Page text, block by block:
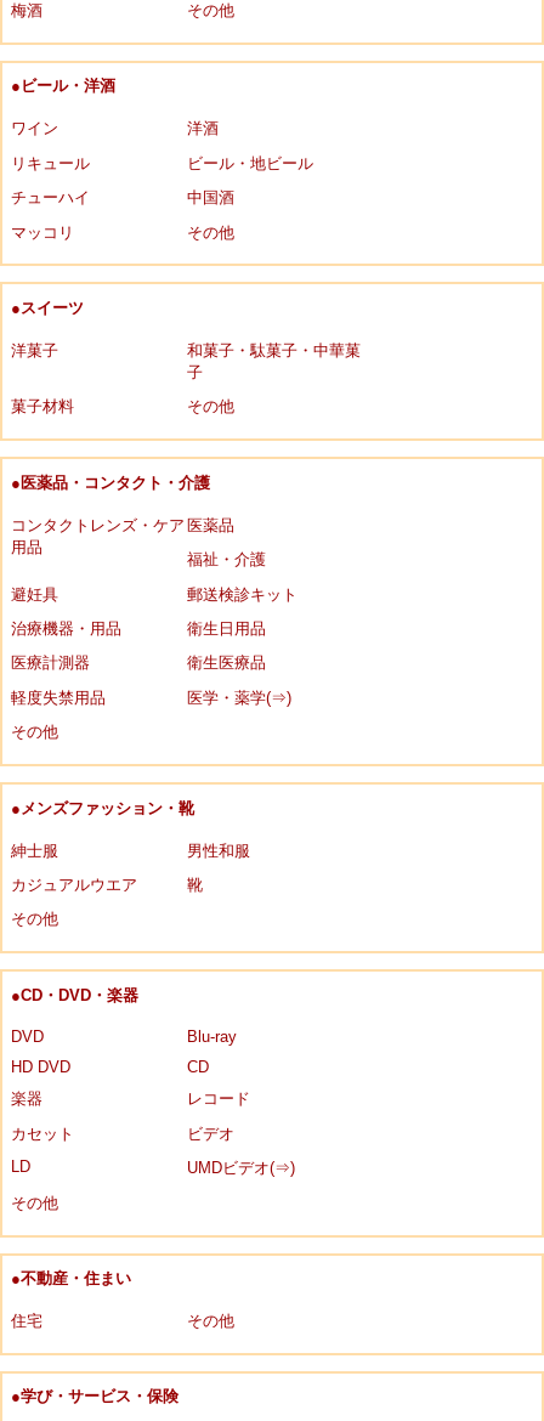
梅酒
その他
●ビール・洋酒
ワイン
洋酒
リキュール
ビール・地ビール
チューハイ
中国酒
マッコリ
その他
●スイーツ
洋菓子
和菓子・駄菓子・中華菓
子
菓子材料
その他
●医薬品・コンタクト・介護
コンタクトレンズ・ケア
用品
医薬品
福祉・介護
避妊具
郵送検診キット
治療機器・用品
衛生日用品
医療計測器
衛生医療品
軽度失禁用品
医学・薬学(⇒)
その他
●メンズファッション・靴
紳士服
男性和服
カジュアルウエア
靴
その他
●CD・DVD・楽器
DVD
Blu-ray
HD DVD
CD
楽器
レコード
カセット
ビデオ
LD
UMDビデオ(⇒)
その他
●不動産・住まい
住宅 その他
●学び・サービス・保険